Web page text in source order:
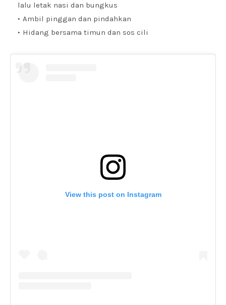
lalu letak nasi dan bungkus
Ambil pinggan dan pindahkan
Hidang bersama timun dan sos cili
View this post on Instagram